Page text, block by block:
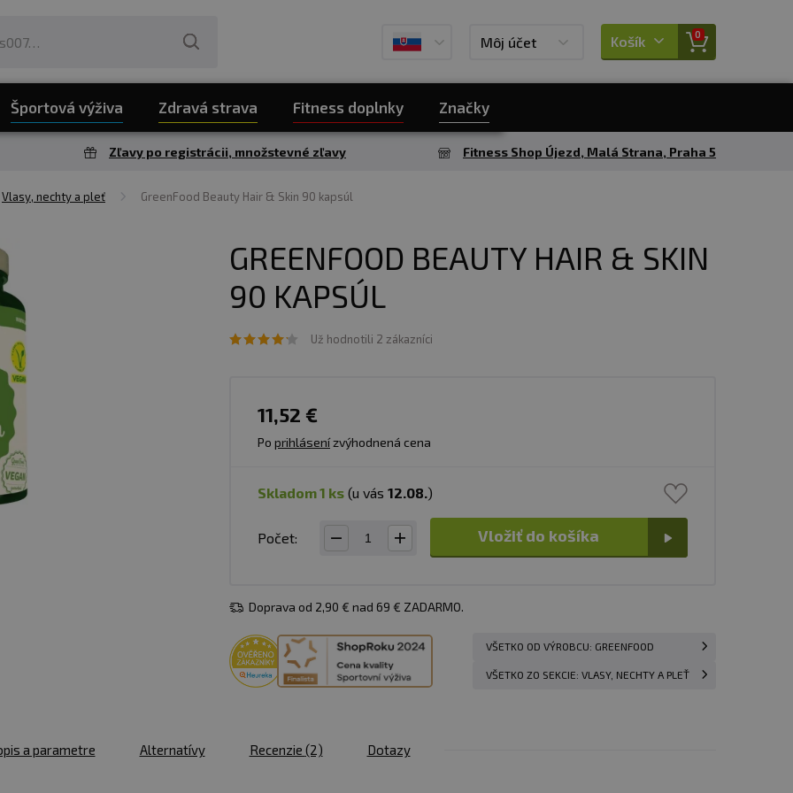
Môj účet Košík 0
Športová výživa Zdravá strava Fitness doplnky Značky
Zľavy po registrácii, množstevné zľavy Fitness Shop Újezd, Malá Strana, Praha 5
Vlasy, nechty a pleť GreenFood Beauty Hair & Skin 90 kapsúl
GREENFOOD BEAUTY HAIR & SKIN
90 KAPSÚL
Už hodnotili 2 zákazníci
11,52 €
Po prihlásenízvýhodnená cena
skladom 1 ks (u vás 12.08.)
Počet: Vložiť do košíka
Doprava od 2,90 € nad 69 € ZADARMO.
VŠETKO OD VÝROBCU: GREENFOOD
VŠETKO ZO SEKCIE: VLASY, NECHTY A PLEŤ
a parametre Alternatívy Recenzie (2) Dotazy